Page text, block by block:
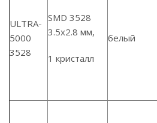
ULTRA-
5000
3528
SMD 3528
3.5х2.8 мм,
1 кристалл
белый